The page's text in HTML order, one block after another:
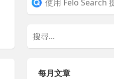
每月文章